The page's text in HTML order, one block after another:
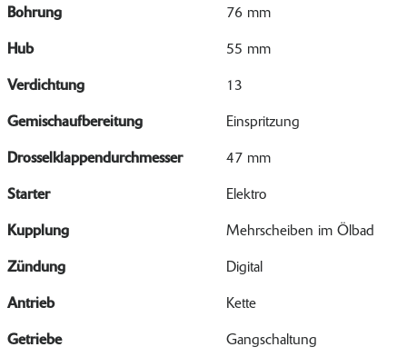
Bohrung 76 mm
Hub 55 mm
Verdichtung 13
Gemischaufbereitung Einspritzung
Drosselklappendurchmesser 47 mm
Starter Elektro
Kupplung Mehrscheiben im Ölbad
Zündung Digital
Antrieb Kette
Getriebe Gangschaltung